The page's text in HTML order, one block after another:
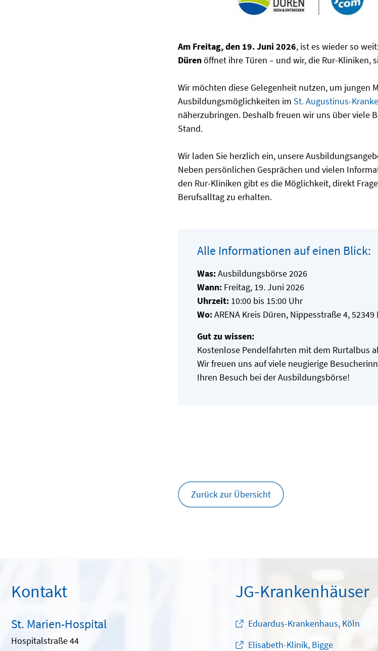
Am Freitag, den 19. Juni 2026, ist es wieder so
Dürenöffnet ihre Türen – und wir, die Rur-Kliniken,
Wir möchten diese Gelegenheit nutzen, um jungen
Ausbildungsmöglichkeiten im St. Augustinus-
näherzubringen. Deshalb freuen wir uns über viele
Stand.
Wir laden Sie herzlich ein, unsere
Neben persönlichen Gesprächen und vielen
den Rur-Kliniken gibt es die Möglichkeit, direkt
Berufsalltag zu erhalten.
Alle Informationen auf einen Blick:
Was:Ausbildungsbörse 2026
Wann: Freitag, 19. Juni 2026
Uhrzeit: 10:00 bis 15:00 Uhr
Wo:ARENA Kreis Düren, Nippesstraße 4, 52349
Gut zu wissen:
Kostenlose Pendelfahrten mit dem Rurtalbus
Wir freuen uns auf viele neugierige
Ihren Besuch bei der Ausbildungsbörse!
Zurück zur Übersicht
Kontakt
St. Marien-Hospital
Hospitalstraße 44
JG-Krankenhäuser
Eduardus-Krankenhaus, Köln
Elisabeth-Klinik, Bigge